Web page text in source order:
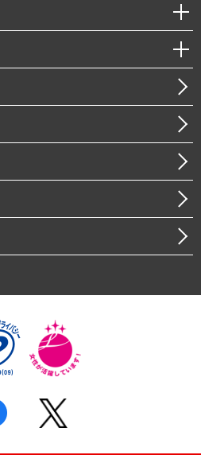
ライアンス）・防災（政策）
スマートシティ
ム